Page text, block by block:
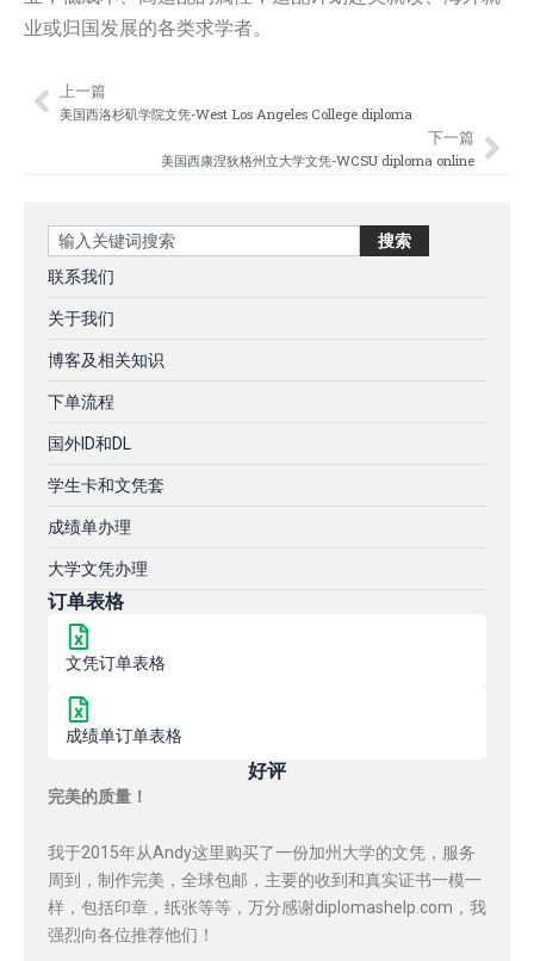
业或归国发展的各类求学者。
Prev
上一篇
美国西洛杉矶学院文凭-West Los Angeles College diploma
下一篇
美国西康涅狄格州立大学文凭-WCSU diploma online
Search 搜索
联系我们
关于我们
博客及相关知识
下单流程
国外ID和DL
学生卡和文凭套
成绩单办理
大学文凭办理
订单表格
文凭订单表格
成绩单订单表格
好评
完美的质量！
我于2015年从Andy这里购买了一份加州大学的文凭，服务
周到，制作完美，全球包邮，主要的收到和真实证书一模一
样，包括印章，纸张等等，万分感谢diplomashelp.com，我
强烈向各位推荐他们！